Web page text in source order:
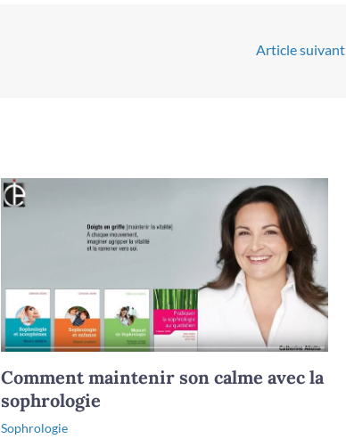
Article suivant
Comment maintenir son calme avec la
sophrologie
Sophrologie